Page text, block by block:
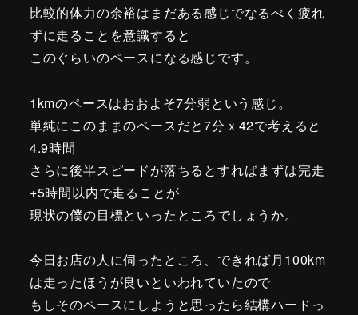
比較的体力の余裕はまだある感じでなるべく疲れ
ずに走ることを意識すると
このぐらいのペースになる感じです。
1kmのペースはおおよそ7分弱という感じ。
単純にこのままのペースだと7分ｘ42で考えると
4.9時間
さらに後半スピードが落ちるとすればまずは完走
+5時間以内で走ることが
現状の僕の目標といったところでしょうか。
今日お店の人に伺ったところ、できれば月100km
は走ったほうが良いといわれていたので
もしそのペースにしようと思ったら結構ハードっ